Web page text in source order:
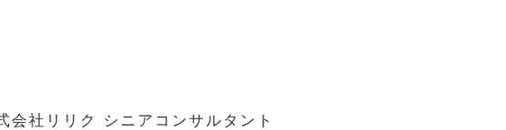
会社リリク シニアコンサルタント